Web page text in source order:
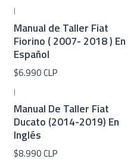
|
Manual de Taller Fiat
Fiorino ( 2007- 2018 ) En
Español
$6.990 CLP
|
Manual De Taller Fiat
Ducato (2014-2019) En
Inglés
$8.990 CLP